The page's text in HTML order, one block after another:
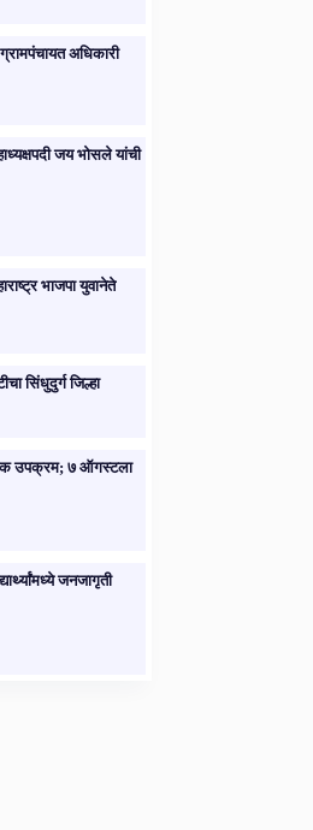
अधिकारी
जय भोसले यांची
भाजपा युवानेते
सिंधुदुर्ग जिल्हा
उपक्रम; ७ ऑगस्टला
जनजागृती